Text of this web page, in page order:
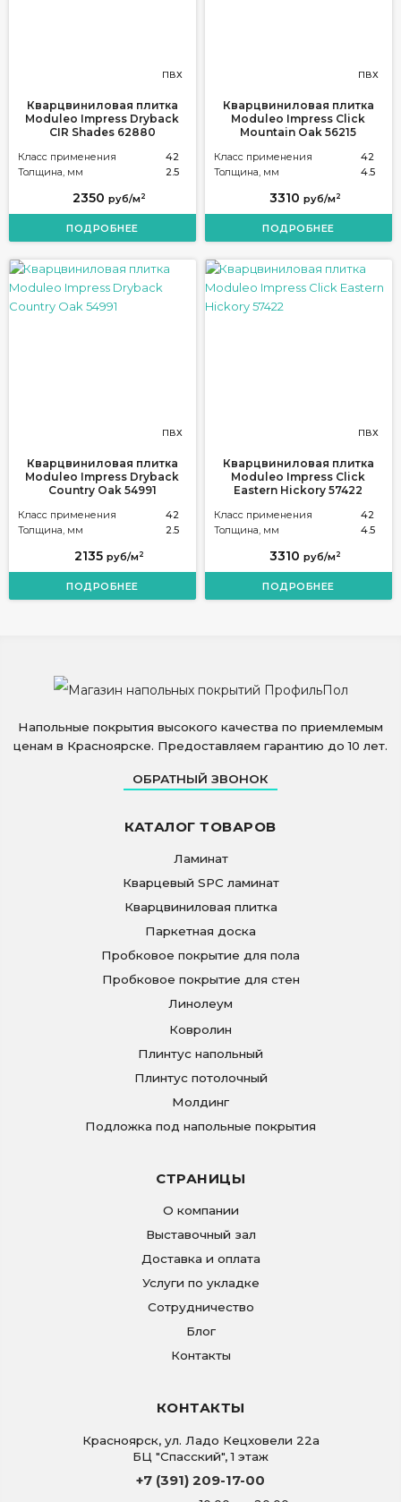
ПВХ
Кварцвиниловая плитка
Moduleo Impress Dryback
CIR Shades 62880
Класс применения
42
Толщина, мм
2.5
2350 руб/м 2
ПОДРОБНЕЕ
ПВХ
Кварцвиниловая плитка
Moduleo Impress Click
Mountain Oak 56215
Класс применения
42
Толщина, мм
4.5
3310 руб/м 2
ПОДРОБНЕЕ
ПВХ
Кварцвиниловая плитка
Moduleo Impress Dryback
Country Oak 54991
Класс применения
42
Толщина, мм
2.5
2135 руб/м 2
ПОДРОБНЕЕ
ПВХ
Кварцвиниловая плитка
Moduleo Impress Click
Eastern Hickory 57422
Класс применения
42
Толщина, мм
4.5
3310 руб/м 2
ПОДРОБНЕЕ
Напольные покрытия высокого качества по приемлемым
ценам в Красноярске. Предоставляем гарантию до 10 лет.
ОБРАТНЫЙ ЗВОНОК
КАТАЛОГ ТОВАРОВ
Ламинат
Кварцевый SPC ламинат
Кварцвиниловая плитка
Паркетная доска
Пробковое покрытие для пола
Пробковое покрытие для стен
Линолеум
Ковролин
Плинтус напольный
Плинтус потолочный
Молдинг
Подложка под напольные покрытия
СТРАНИЦЫ
О компании
Выставочный зал
Доставка и оплата
Услуги по укладке
Сотрудничество
Блог
Контакты
КОНТАКТЫ
Красноярск, ул. Ладо Кецховели 22а
БЦ "Спасский", 1 этаж
+7 (391) 209-17-00